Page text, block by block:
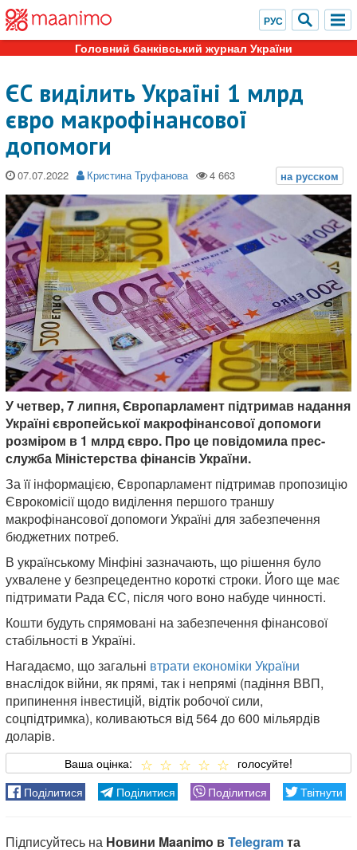
Головний банківський журнал України
ЄС виділить Україні 1 млрд
євро макрофінансової
допомоги
07.07.2022 Кристина Труфанова
У четвер, 7 липня, Європарламент підтримав надання
Україні європейської макрофінансової допомоги
розміром в 1 млрд євро. Про це повідомила прес-
служба Міністерства фінансів України.
За її інформацією, Європарламент підтримав пропозицію
Єврокомісії щодо виділення першого траншу
макрофінансової допомоги Україні для забезпечення
бюджетних потреб.
В українському Мінфіні зазначають, що рішення було
ухвалене у безпрецедентно короткі строки. Його ще має
підтримати Рада ЄС, після чого воно набуде чинності.
Кошти будуть спрямовані на забезпечення фінансової
стабільності в Україні.
Нагадаємо, що загальні втрати економіки України
внаслідок війни, як прямі, так і непрямі (падіння ВВП,
припинення інвестицій, відтік робочої сили,
соцпідтримка), коливаються від 564 до 600 мільярдів
доларів.